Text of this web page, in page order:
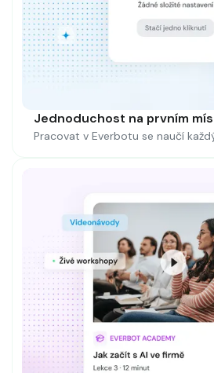
Jednoduchost na prvním
Pracovat v Everbotu se naučí